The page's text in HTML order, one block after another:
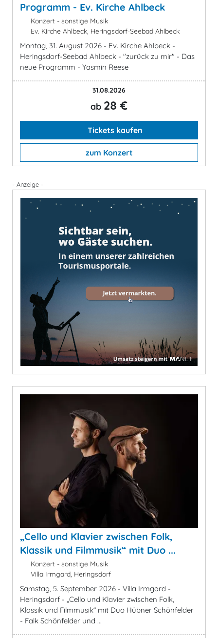
Programm - Ev. Kirche Ahlbeck
Konzert - sonstige Musik
Ev. Kirche Ahlbeck, Heringsdorf-Seebad Ahlbeck
Montag, 31. August 2026 - Ev. Kirche Ahlbeck -
Heringsdorf-Seebad Ahlbeck - "zurück zu mir" - Das
neue Programm - Yasmin Reese
31.08.2026
ab 28 €
Tickets kaufen
zum Konzert
- Anzeige -
„Cello und Klavier zwischen Folk,
Klassik und Filmmusik“ mit Duo ...
Konzert - sonstige Musik
Villa Irmgard, Heringsdorf
Samstag, 5. September 2026 - Villa Irmgard -
Heringsdorf - „Cello und Klavier zwischen Folk,
Klassik und Filmmusik“ mit Duo Hübner Schönfelder
- Falk Schönfelder und ...